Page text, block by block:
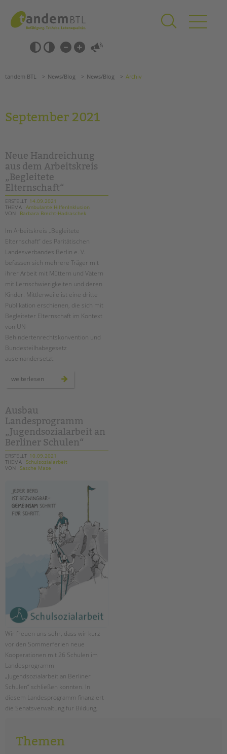
springen
Barrierefrei-
Einstellungen
überspringen
überspringen
Grundschulen
Förderzentren
Kollegs
EFöB
Schulbezogene Sozialarbeit
Tagesgruppen
EINGLIEDERUNGSHILFE
BETREUTES WOHNEN
TANDEM BTL AKADEMIE
Zertfikatskurse
Seminarkalender
Seminarräume
STADTTEILARBEIT
PROFIL | LEITBILD
Kinder- und Jugendschutz
Unsere Videos
Gesellschafter VdK
schoolcoach BTL
tandem international
Stellenangebote
tandem als Arbeitgeberin
NEWS/BLOG
Briefe an Kai
KONTAKT
Datenschutz
Hinweisgebersystem
Intranet
Suchen
tandem BTL News/Blog News/Blog Archiv
September 2021
Neue Handreichung
aus dem Arbeitskreis
„Begleitete
Elternschaft“
ERSTELLT 14.09.2021
THEMA Ambulante HilfenInklusion
VON
Barbara Brecht-Hadraschek
Im Arbeitskreis „Begleitete
Elternschaft“ des Paritätischen
Landesverbandes Berlin e. V.
befassen sich mehrere Träger mit
ihrer Arbeit mit Müttern und Vätern
mit Lernschwierigkeiten und deren
Kinder. Mittlerweile ist eine dritte
Publikation erschienen, die sich mit
Begleiteter Elternschaft im Kontext
von UN-
Behindertenrechtskonvention und
Bundesteilhabegesetz
auseinandersetzt.
weiterlesen
handreichung
Ausbau
Landesprogramm
„Jugendsozialarbeit an
Berliner Schulen“
ERSTELLT 10.09.2021
THEMA Schulsozialarbeit
VON
Sasche Mase
Wir freuen uns sehr, dass wir kurz
vor den Sommerferien neue
Kooperationen mit 26 Schulen im
Landesprogramm
„Jugendsozialarbeit an Berliner
Schulen“ schließen konnten. In
diesem Landesprogramm finanziert
die Senatsverwaltung für Bildung,
Themen